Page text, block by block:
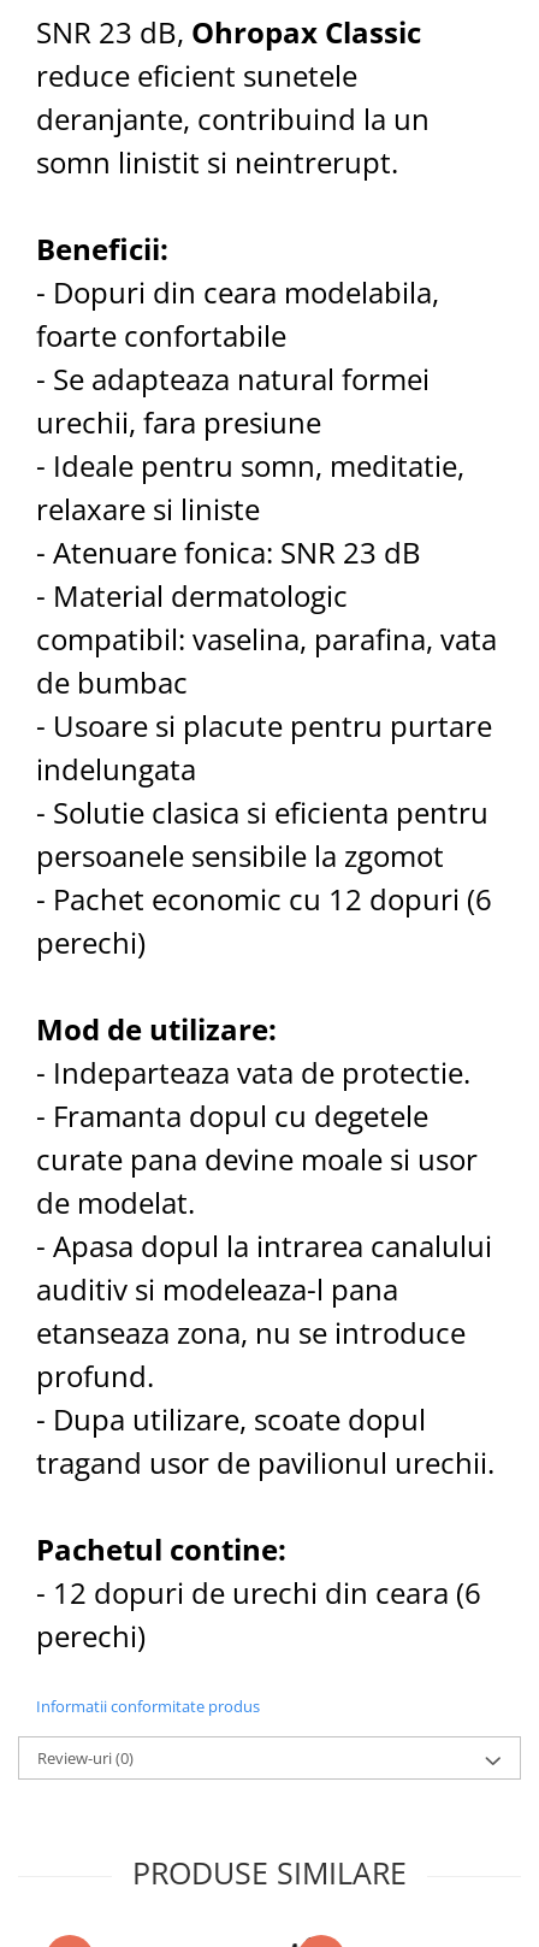
SNR 23 dB, Ohropax Classic
reduce eficient sunetele
deranjante, contribuind la un
somn linistit si neintrerupt.
Beneficii:
- Dopuri din ceara modelabila,
foarte confortabile
- Se adapteaza natural formei
urechii, fara presiune
- Ideale pentru somn, meditatie,
relaxare si liniste
- Atenuare fonica: SNR 23 dB
- Material dermatologic
compatibil: vaselina, parafina, vata
de bumbac
- Usoare si placute pentru purtare
indelungata
- Solutie clasica si eficienta pentru
persoanele sensibile la zgomot
- Pachet economic cu 12 dopuri (6
perechi)
Mod de utilizare:
- Indeparteaza vata de protectie.
- Framanta dopul cu degetele
curate pana devine moale si usor
de modelat.
- Apasa dopul la intrarea canalului
auditiv si modeleaza-l pana
etanseaza zona, nu se introduce
profund.
- Dupa utilizare, scoate dopul
tragand usor de pavilionul urechii.
Pachetul contine:
- 12 dopuri de urechi din ceara (6
perechi)
Informatii conformitate produs
Review-uri(0)
PRODUSE SIMILARE